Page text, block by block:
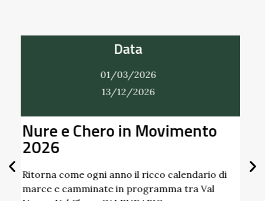
di
Data
01/03/2026
31/12/2026
Alla Scoperta dei Profumi del
Giardino del Castello di
Pallavicino